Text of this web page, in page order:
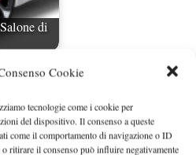
Cookie
tecnologie come i cookie per
del dispositivo. Il consenso a queste
come il comportamento di navigazione o ID
ritirare il consenso può influire negativamente
di